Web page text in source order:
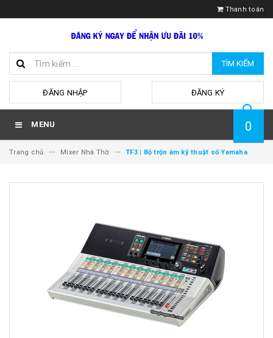
Thanh toán
TÌM KIẾM
ĐĂNG NHẬP ĐĂNG KÝ
MENU 0
Trang chủ Mixer Nhà Thờ TF3 | Bộ trộn âm kỹ thuật số Yamaha